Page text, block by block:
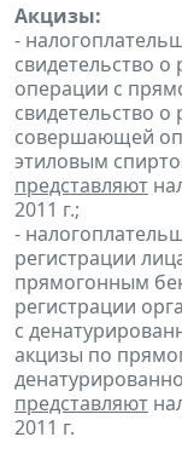
Акцизы:
-
свидетельство
операции с
свидетельство о
совершающей
этиловым
представляют
2011 г.;
-
регистрации
прямогонным
регистрации
с
акцизы по
представляют
2011 г.